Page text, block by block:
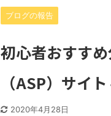
ブログの報告
初心者おすす
（ASP）サイ
2020年4月28日